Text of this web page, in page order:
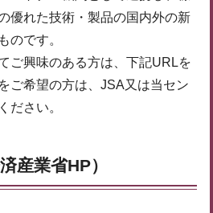
優れた技術・製品の国内外の新
のです。
ご興味のある方は、下記URLを
ご希望の方は、JSA又は当セン
ださい。
産業省HP）